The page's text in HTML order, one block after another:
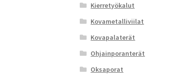
Kierretyökalut
Kovametalliviilat
Kovapalaterät
Ohjainporanterät
Oksaporat